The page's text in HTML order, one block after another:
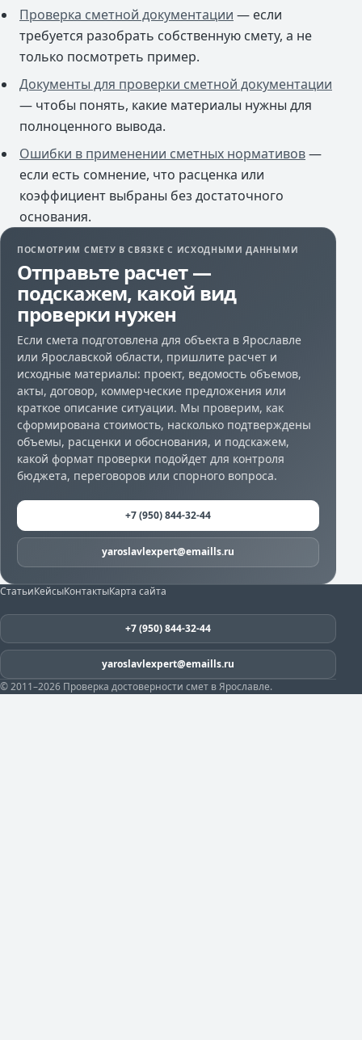
Проверка сметной документации — если
требуется разобрать собственную смету, а не
только посмотреть пример.
Документы для проверки сметной документации
— чтобы понять, какие материалы нужны для
полноценного вывода.
Ошибки в применении сметных нормативов—
если есть сомнение, что расценка или
коэффициент выбраны без достаточного
основания.
ПОСМОТРИМ СМЕТУ В СВЯЗКЕ С ИСХОДНЫМИ ДАННЫМИ
Отправьте расчет —
подскажем, какой вид
проверки нужен
Если смета подготовлена для объекта в Ярославле
или Ярославской области, пришлите расчет и
исходные материалы: проект, ведомость объемов,
акты, договор, коммерческие предложения или
краткое описание ситуации. Мы проверим, как
сформирована стоимость, насколько подтверждены
объемы, расценки и обоснования, и подскажем,
какой формат проверки подойдет для контроля
бюджета, переговоров или спорного вопроса.
+7 (950) 844-32-44
yaroslavlexpert@emaills.ru
СтатьиКейсыКонтактыКарта сайта
+7 (950) 844-32-44
yaroslavlexpert@emaills.ru
© 2011–2026 Проверка достоверности смет в Ярославле.